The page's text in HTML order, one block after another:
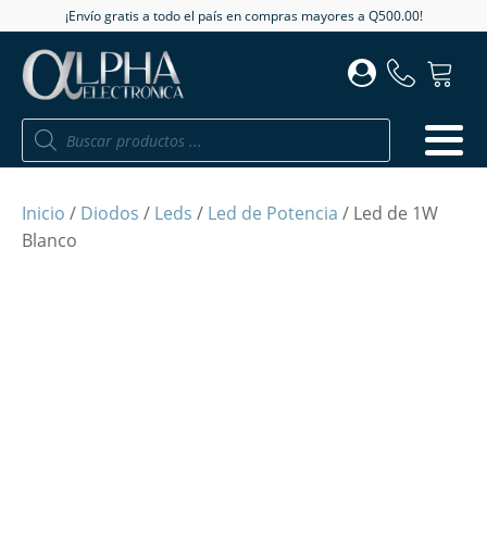
¡Envío gratis a todo el país en compras mayores a Q500.00!
Búsqueda
productos
Inicio / Diodos / Leds / Led de Potencia / Led de 1W
Blanco